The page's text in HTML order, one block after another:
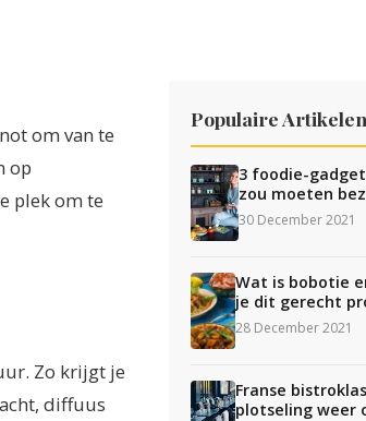
om van te
op
plek om te
Zo krijgt je
diffuus
Populaire Artikelen
3 foodie-
zou moeten
30 December 2021
Wat is bobotie
je dit gerecht
28 December 2021
Franse
plotseling weer